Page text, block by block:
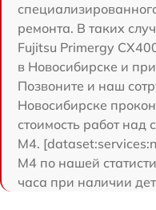
ремонта. В таких
Fujitsu Primergy
в Новосибирске и
Позвоните и наш
Новосибирске
стоимость работ над
M4.
M4 по нашей
часа при наличии